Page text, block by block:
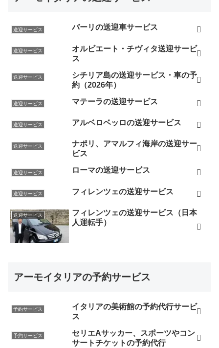
送迎サービス バーリの送迎車サービス
送迎サービス
オルビエート・チヴィタ送迎サービ
ス
送迎サービス
シチリア島の送迎サービス・車の予
約（2026年）
送迎サービス マテーラの送迎サービス
送迎サービス アルベロベッロの送迎サービス
送迎サービス
ナポリ、アマルフィ海岸の送迎サー
ビス
送迎サービス ローマの送迎サービス
送迎サービス フィレンツェの送迎サービス
送迎サービス
フィレンツェの送迎サービス（日本
人運転手）
アーモイタリアの予約サービス
予約サービス
イタリアの美術館の予約代行サービ
ス
予約サービス
セリエAサッカー、スポーツやコン
サートチケットの予約代行